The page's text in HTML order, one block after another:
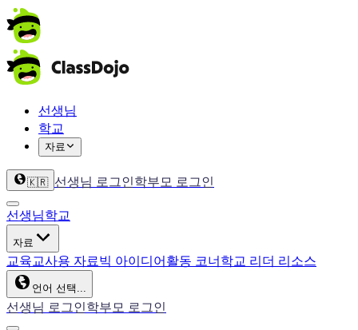
선생님
학교
자료
🇰🇷 선생님 로그인학부모 로그인
선생님학교
자료
교육교사용 자료빅 아이디어활동 코너학교 리더 리소스
언어 선택...
선생님 로그인학부모 로그인